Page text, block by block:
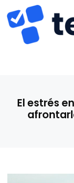
El estrés